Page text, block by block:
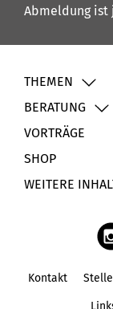
Abmeldung
THEMEN
BERATUNG
VORTRÄGE
SHOP
WEITERE
Kontakt